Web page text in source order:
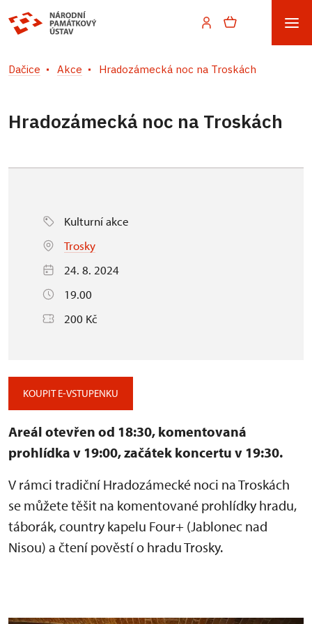
Dačice Akce Hradozámecká noc na Troskách
Hradozámecká noc na Troskách
Kulturní akce
Trosky
24. 8. 2024
19.00
200 Kč
KOUPIT E-VSTUPENKU
Areál otevřen od 18:30, komentovaná
prohlídka v 19:00, začátek koncertu v 19:30.
V rámci tradiční Hradozámecké noci na Troskách
se můžete těšit na komentované prohlídky hradu,
táborák, country kapelu Four+ (Jablonec nad
Nisou) a čtení pověstí o hradu Trosky.